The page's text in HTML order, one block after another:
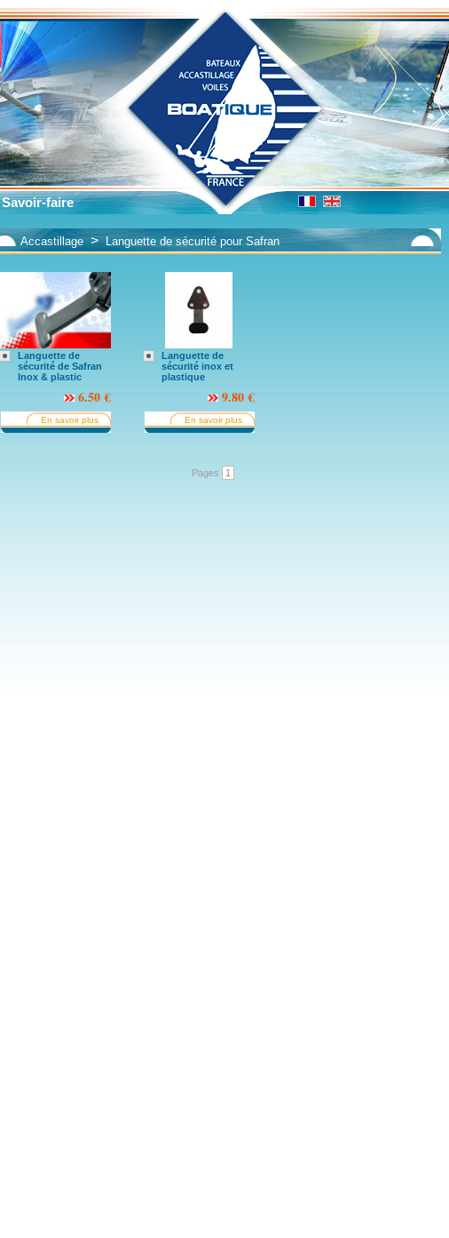
Savoir-faire
Accastillage>Languette de sécurité pour Safran
Languette de
sécurité de Safran
Inox & plastic
6.50 €
En savoir plus
Languette de
sécurité inox et
plastique
9.80 €
En savoir plus
Pages 1